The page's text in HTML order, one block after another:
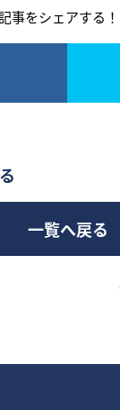
事をシェアする！
一覧へ戻る